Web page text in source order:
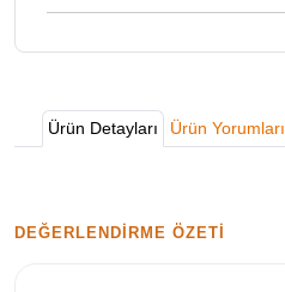
Ürün Detayları Ürün Yorumları
DEĞERLENDIRME ÖZETI